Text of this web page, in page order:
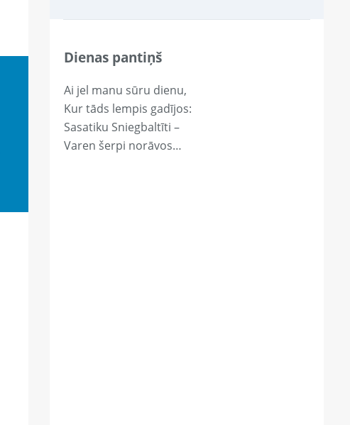
Dienas pantiņš
Ai jel manu sūru dienu,
Kur tāds lempis gadījos:
Sasatiku Sniegbaltīti –
Varen šerpi norāvos…